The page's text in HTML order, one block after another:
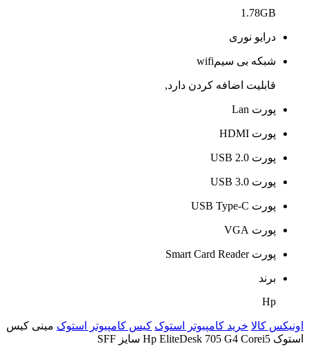
1.78GB
درایو نوری
شبکه بی سیمwifi
قابلیت اضافه کردن دارد,
پورت Lan
پورت HDMI
پورت USB 2.0
پورت USB 3.0
پورت USB Type-C
پورت VGA
پورت Smart Card Reader
برند
Hp
اونیکس کالا خرید کامپیوتر استوک کیس کامپیوتر استوک مینی کیس
استوک Hp EliteDesk 705 G4 Corei5 سایز SFF